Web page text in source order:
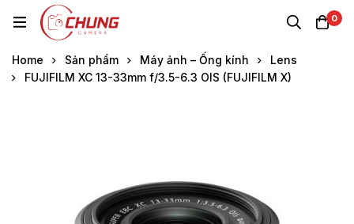
0
Home Sản phẩm Máy ảnh – Ống kính
Lens
FUJIFILM XC 13-33mm f/3.5-6.3 OIS (FUJIFILM X)